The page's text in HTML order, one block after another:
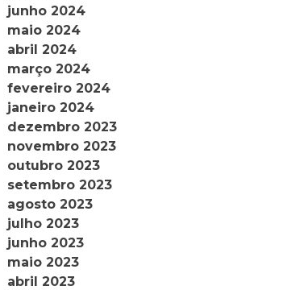
junho 2024
maio 2024
abril 2024
março 2024
fevereiro 2024
janeiro 2024
dezembro 2023
novembro 2023
outubro 2023
setembro 2023
agosto 2023
julho 2023
junho 2023
maio 2023
abril 2023